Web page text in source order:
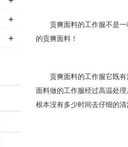
贡爽面料的工作服不是
的贡爽面料！
贡爽面料的工作服它既
面料做的工作服经过高温处
根本没有多少时间去仔细的
+
+